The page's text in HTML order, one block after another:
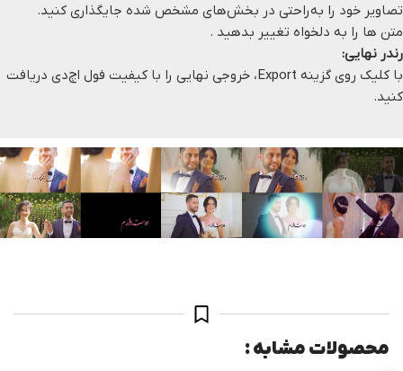
تصاویر خود را به‌راحتی در بخش‌های مشخص شده جایگذاری کنید.
متن ها را به دلخواه تغییر بدهید .
رندر نهایی:
با کلیک روی گزینه Export، خروجی نهایی را با کیفیت فول اچ‌دی دریافت
کنید.
محصولات مشابه :